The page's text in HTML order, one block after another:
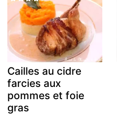
Cailles au cidre
farcies aux
pommes et foie
gras